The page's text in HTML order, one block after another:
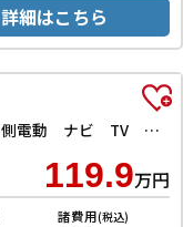
詳細はこちら
X ETC 全周囲カメラ 両側スライド・片側電動 ナビ TV クリアランスソナー 衝突被害軽減システム オートライト スマートキー アイドリングストップ 電動格納ミラー ベンチシート CVT
119.9万円
諸費用(税込)